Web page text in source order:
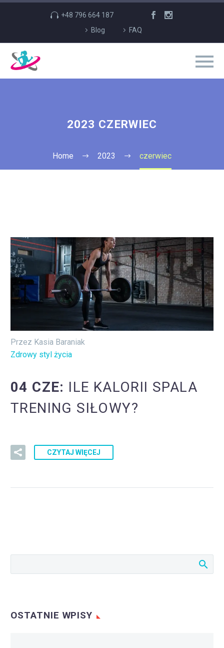
+48 796 664 187
Blog
FAQ
2023 CZERWIEC
Home 2023 czerwiec
Przez Kasia Baraniak
Zdrowy styl życia
04 CZE: ILE KALORII SPALA
TRENING SIŁOWY?
CZYTAJ WIĘCEJ
OSTATNIE WPISY